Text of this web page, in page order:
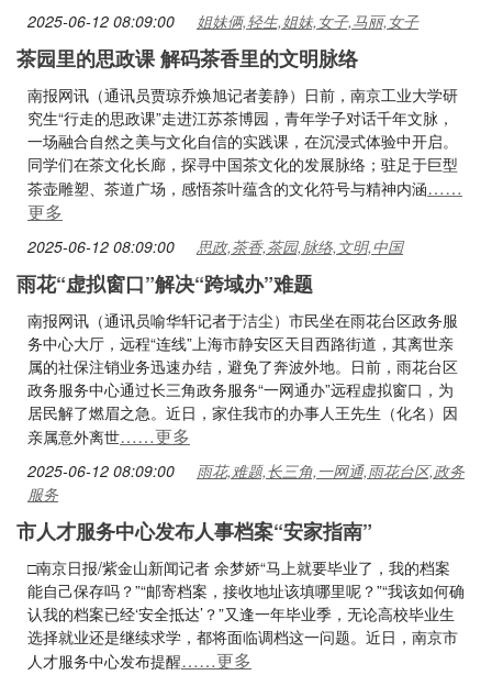
2025-06-12 08:09:00 姐妹俩,轻生,姐妹,女子,马丽,女子
茶园里的思政课 解码茶香里的文明脉络
南报网讯（通讯员贾琼乔焕旭记者姜静）日前，南京工业大学研
究生“行走的思政课”走进江苏茶博园，青年学子对话千年文脉，
一场融合自然之美与文化自信的实践课，在沉浸式体验中开启。
同学们在茶文化长廊，探寻中国茶文化的发展脉络；驻足于巨型
茶壶雕塑、茶道广场，感悟茶叶蕴含的文化符号与精神内涵……
更多
2025-06-12 08:09:00 思政,茶香,茶园,脉络,文明,中国
雨花“虚拟窗口”解决“跨域办”难题
南报网讯（通讯员喻华轩记者于洁尘）市民坐在雨花台区政务服
务中心大厅，远程“连线”上海市静安区天目西路街道，其离世亲
属的社保注销业务迅速办结，避免了奔波外地。日前，雨花台区
政务服务中心通过长三角政务服务“一网通办”远程虚拟窗口，为
居民解了燃眉之急。近日，家住我市的办事人王先生（化名）因
亲属意外离世……更多
2025-06-12 08:09:00
雨花,难题,长三角,一网通,雨花台区,政务
服务
市人才服务中心发布人事档案“安家指南”
□南京日报/紫金山新闻记者 余梦娇“马上就要毕业了，我的档案
能自己保存吗？”“邮寄档案，接收地址该填哪里呢？”“我该如何确
认我的档案已经‘安全抵达’？”又逢一年毕业季，无论高校毕业生
选择就业还是继续求学，都将面临调档这一问题。近日，南京市
人才服务中心发布提醒……更多